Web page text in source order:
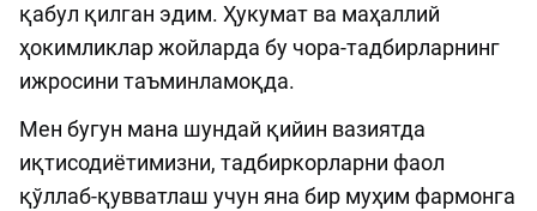
қабул қилган эдим. Ҳукумат ва маҳаллий
ҳокимликлар жойларда бу чора-тадбирларнинг
ижросини таъминламоқда.
Мен бугун мана шундай қийин вазиятда
иқтисодиётимизни, тадбиркорларни фаол
қўллаб-қувватлаш учун яна бир муҳим фармонга